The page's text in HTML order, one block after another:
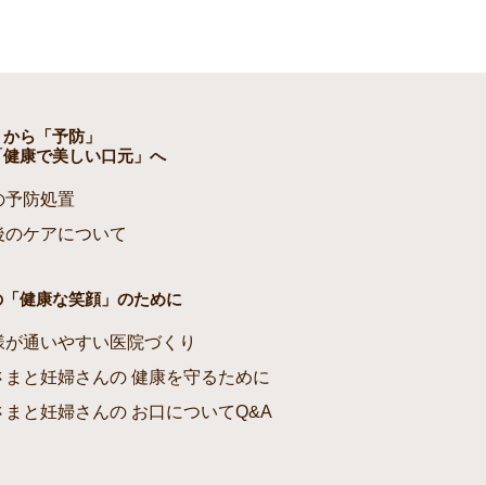
ら「予防」
康で美しい口元」へ
予防処置
のケアについて
健康な笑顔」のために
が通いやすい医院づくり
まと妊婦さんの 健康を守るために
まと妊婦さんの お口についてQ&A